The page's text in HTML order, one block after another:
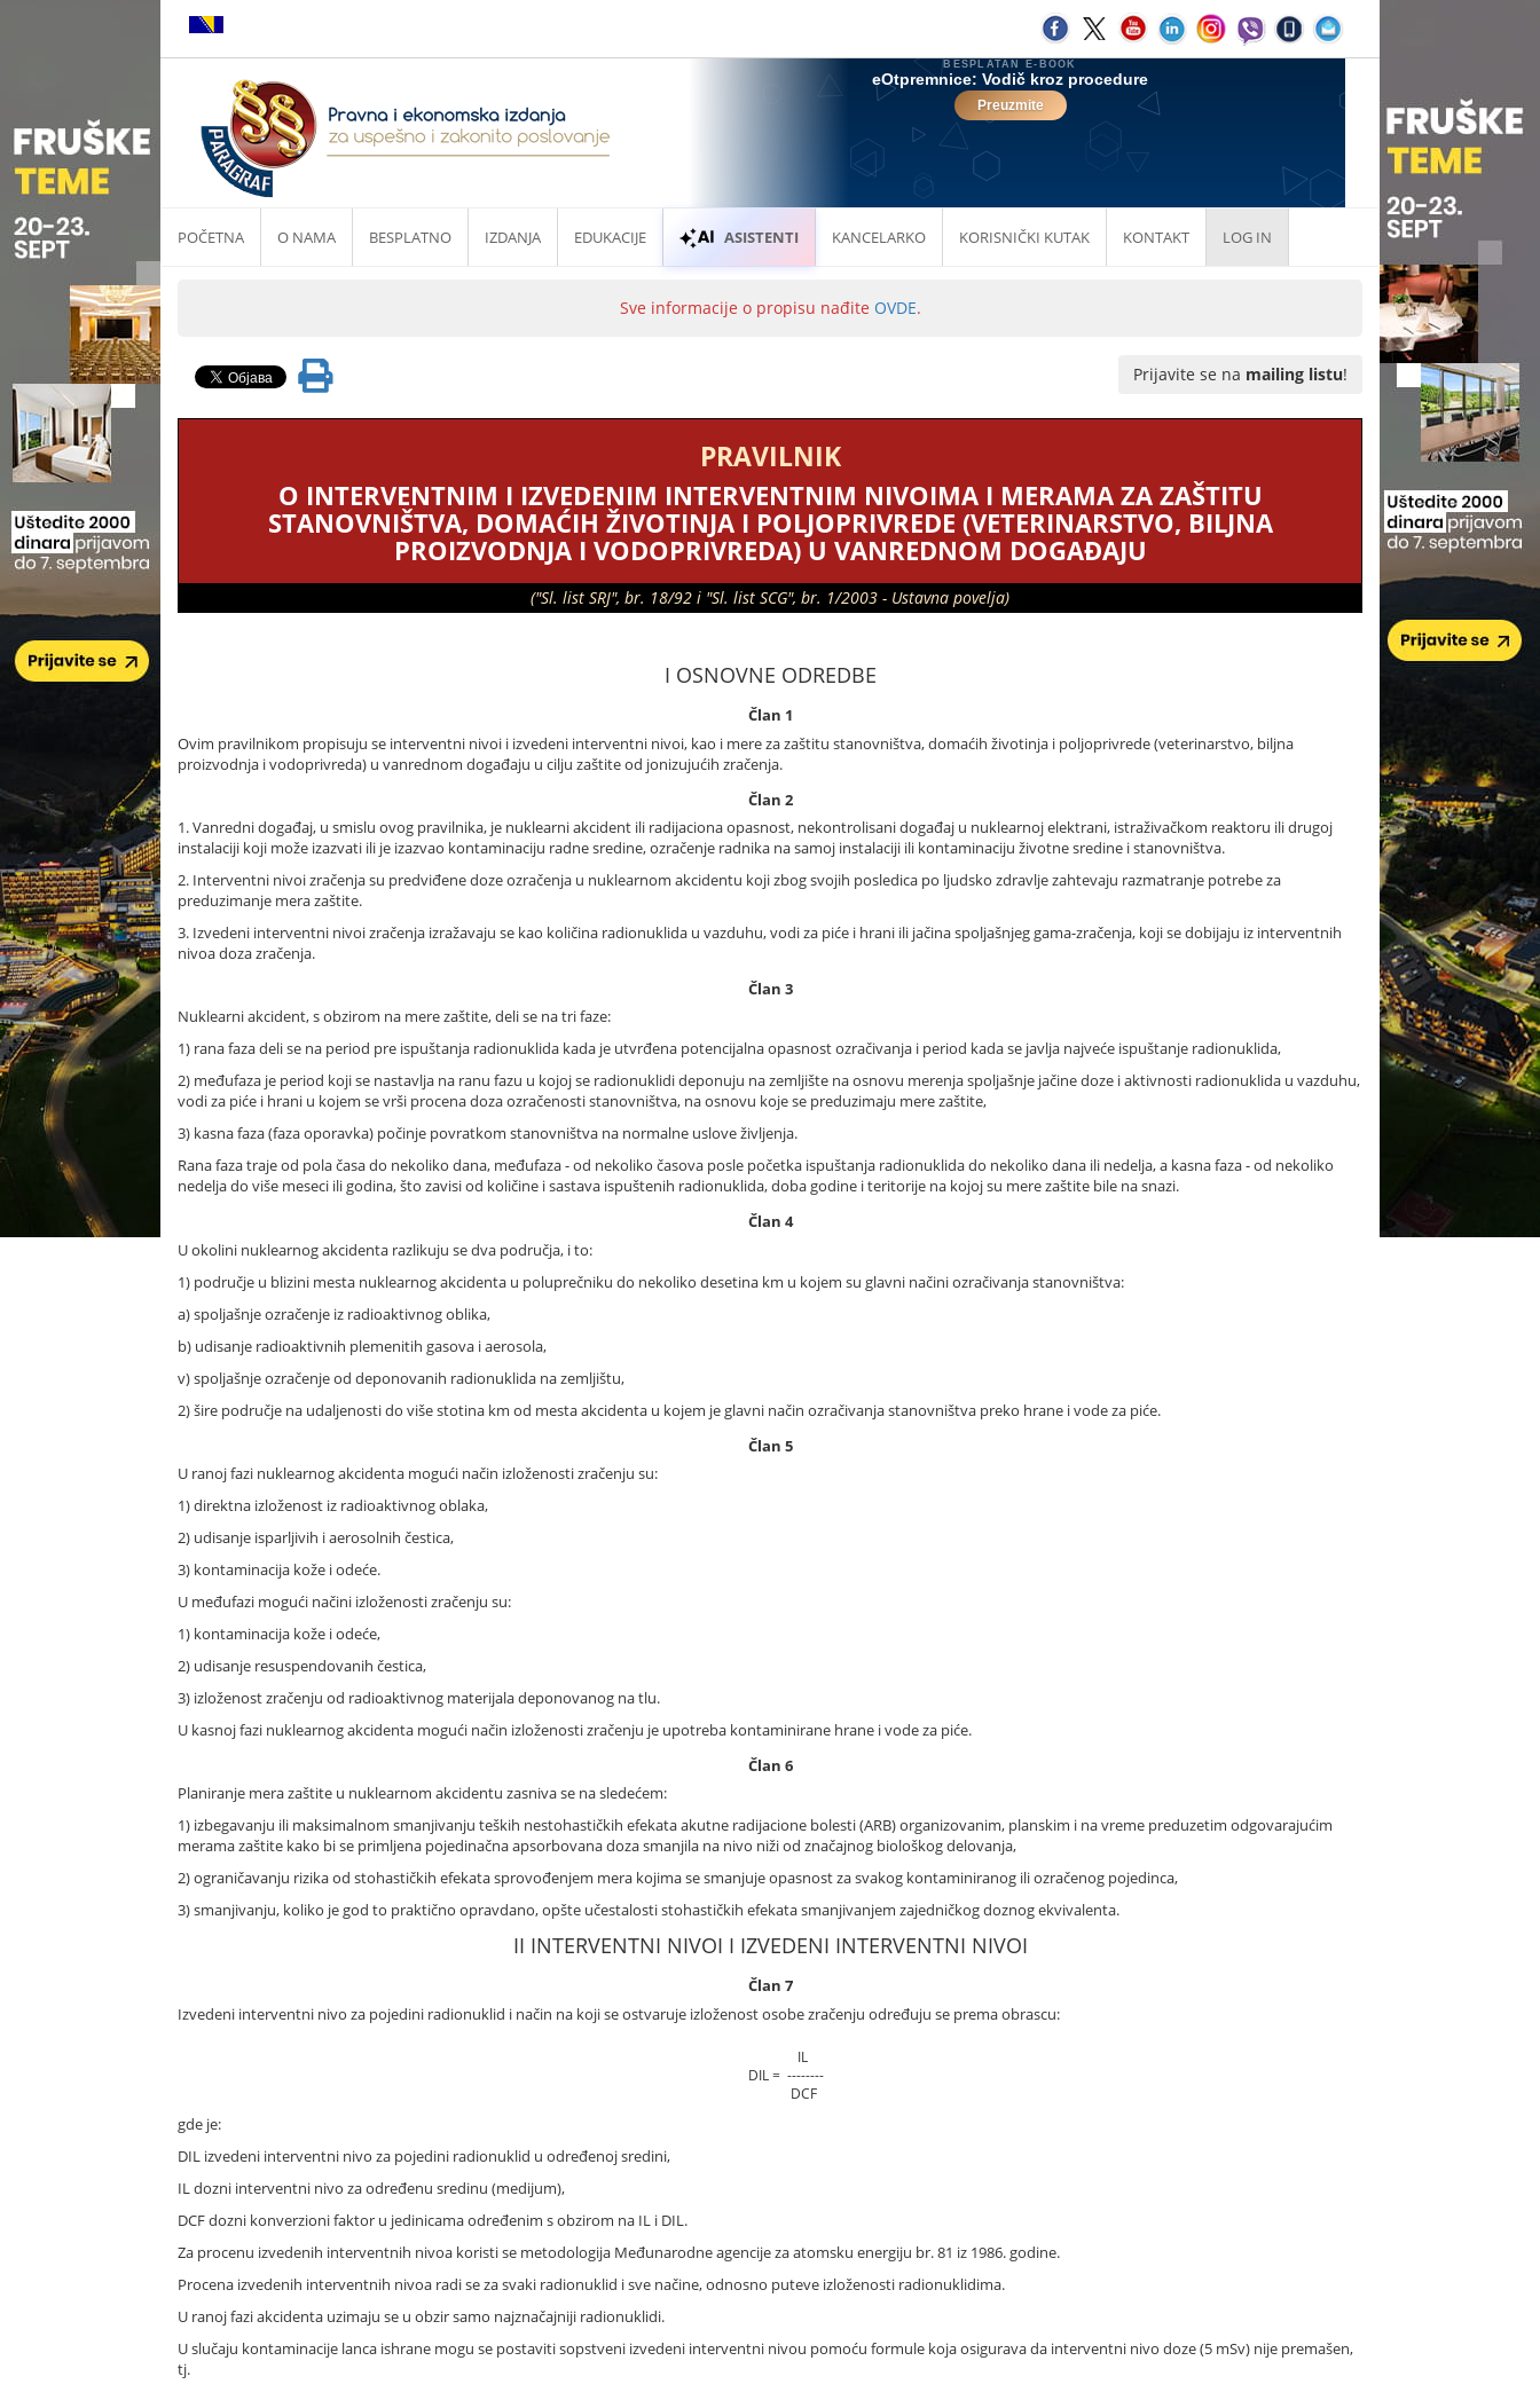
POČETNA O NAMA BESPLATNO IZDANJA EDUKACIJE ASISTENTI KANCELARKO KORISNIČKI KUTAK KONTAKT LOG IN
Sve informacije o propisu nađite OVDE.
Prijavite se na mailing listu!
PRAVILNIK
O INTERVENTNIM I IZVEDENIM INTERVENTNIM NIVOIMA I MERAMA ZA ZAŠTITU
STANOVNIŠTVA, DOMAĆIH ŽIVOTINJA I POLJOPRIVREDE (VETERINARSTVO, BILJNA
PROIZVODNJA I VODOPRIVREDA) U VANREDNOM DOGAĐAJU
("Sl. list SRJ", br. 18/92 i "Sl. list SCG", br. 1/2003 - Ustavna povelja)
I OSNOVNE ODREDBE
Član 1
Ovim pravilnikom propisuju se interventni nivoi i izvedeni interventni nivoi, kao i mere za zaštitu stanovništva, domaćih životinja i poljoprivrede (veterinarstvo, biljna
proizvodnja i vodoprivreda) u vanrednom događaju u cilju zaštite od jonizujućih zračenja.
Član 2
1. Vanredni događaj, u smislu ovog pravilnika, je nuklearni akcident ili radijaciona opasnost, nekontrolisani događaj u nuklearnoj elektrani, istraživačkom reaktoru ili drugoj
instalaciji koji može izazvati ili je izazvao kontaminaciju radne sredine, ozračenje radnika na samoj instalaciji ili kontaminaciju životne sredine i stanovništva.
2. Interventni nivoi zračenja su predviđene doze ozračenja u nuklearnom akcidentu koji zbog svojih posledica po ljudsko zdravlje zahtevaju razmatranje potrebe za
preduzimanje mera zaštite.
3. Izvedeni interventni nivoi zračenja izražavaju se kao količina radionuklida u vazduhu, vodi za piće i hrani ili jačina spoljašnjeg gama-zračenja, koji se dobijaju iz interventnih
nivoa doza zračenja.
Član 3
Nuklearni akcident, s obzirom na mere zaštite, deli se na tri faze:
1) rana faza deli se na period pre ispuštanja radionuklida kada je utvrđena potencijalna opasnost ozračivanja i period kada se javlja najveće ispuštanje radionuklida,
2) međufaza je period koji se nastavlja na ranu fazu u kojoj se radionuklidi deponuju na zemljište na osnovu merenja spoljašnje jačine doze i aktivnosti radionuklida u vazduhu,
vodi za piće i hrani u kojem se vrši procena doza ozračenosti stanovništva, na osnovu koje se preduzimaju mere zaštite,
3) kasna faza (faza oporavka) počinje povratkom stanovništva na normalne uslove življenja.
Rana faza traje od pola časa do nekoliko dana, međufaza - od nekoliko časova posle početka ispuštanja radionuklida do nekoliko dana ili nedelja, a kasna faza - od nekoliko
nedelja do više meseci ili godina, što zavisi od količine i sastava ispuštenih radionuklida, doba godine i teritorije na kojoj su mere zaštite bile na snazi.
Član 4
U okolini nuklearnog akcidenta razlikuju se dva područja, i to:
1) područje u blizini mesta nuklearnog akcidenta u poluprečniku do nekoliko desetina km u kojem su glavni načini ozračivanja stanovništva:
a) spoljašnje ozračenje iz radioaktivnog oblika,
b) udisanje radioaktivnih plemenitih gasova i aerosola,
v) spoljašnje ozračenje od deponovanih radionuklida na zemljištu,
2) šire područje na udaljenosti do više stotina km od mesta akcidenta u kojem je glavni način ozračivanja stanovništva preko hrane i vode za piće.
Član 5
U ranoj fazi nuklearnog akcidenta mogući način izloženosti zračenju su:
1) direktna izloženost iz radioaktivnog oblaka,
2) udisanje isparljivih i aerosolnih čestica,
3) kontaminacija kože i odeće.
U međufazi mogući načini izloženosti zračenju su:
1) kontaminacija kože i odeće,
2) udisanje resuspendovanih čestica,
3) izloženost zračenju od radioaktivnog materijala deponovanog na tlu.
U kasnoj fazi nuklearnog akcidenta mogući način izloženosti zračenju je upotreba kontaminirane hrane i vode za piće.
Član 6
Planiranje mera zaštite u nuklearnom akcidentu zasniva se na sledećem:
1) izbegavanju ili maksimalnom smanjivanju teških nestohastičkih efekata akutne radijacione bolesti (ARB) organizovanim, planskim i na vreme preduzetim odgovarajućim
merama zaštite kako bi se primljena pojedinačna apsorbovana doza smanjila na nivo niži od značajnog biološkog delovanja,
2) ograničavanju rizika od stohastičkih efekata sprovođenjem mera kojima se smanjuje opasnost za svakog kontaminiranog ili ozračenog pojedinca,
3) smanjivanju, koliko je god to praktično opravdano, opšte učestalosti stohastičkih efekata smanjivanjem zajedničkog doznog ekvivalenta.
II INTERVENTNI NIVOI I IZVEDENI INTERVENTNI NIVOI
Član 7
Izvedeni interventni nivo za pojedini radionuklid i način na koji se ostvaruje izloženost osobe zračenju određuju se prema obrascu:
IL
DIL = --------
DCF
gde je:
DIL izvedeni interventni nivo za pojedini radionuklid u određenoj sredini,
IL dozni interventni nivo za određenu sredinu (medijum),
DCF dozni konverzioni faktor u jedinicama određenim s obzirom na IL i DIL.
Za procenu izvedenih interventnih nivoa koristi se metodologija Međunarodne agencije za atomsku energiju br. 81 iz 1986. godine.
Procena izvedenih interventnih nivoa radi se za svaki radionuklid i sve načine, odnosno puteve izloženosti radionuklidima.
U ranoj fazi akcidenta uzimaju se u obzir samo najznačajniji radionuklidi.
U slučaju kontaminacije lanca ishrane mogu se postaviti sopstveni izvedeni interventni nivou pomoću formule koja osigurava da interventni nivo doze (5 mSv) nije premašen,
tj.